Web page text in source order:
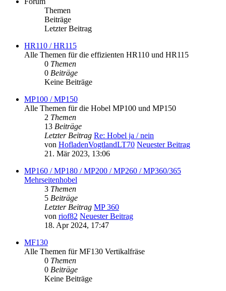
Themen
Beiträge
Letzter Beitrag
HR110 / HR115
Alle Themen für die effizienten HR110 und HR115
0 Themen
0 Beiträge
Keine Beiträge
MP100 / MP150
Alle Themen für die Hobel MP100 und MP150
2 Themen
13 Beiträge
Letzter Beitrag Re: Hobel ja / nein
von HofladenVogtlandLT70 Neuester Beitrag
21. Mär 2023, 13:06
MP160 / MP180 / MP200 / MP260 / MP360/365
Mehrseitenhobel
3 Themen
5 Beiträge
Letzter Beitrag MP 360
von riof82 Neuester Beitrag
18. Apr 2024, 17:47
MF130
Alle Themen für MF130 Vertikalfräse
0 Themen
0 Beiträge
Keine Beiträge